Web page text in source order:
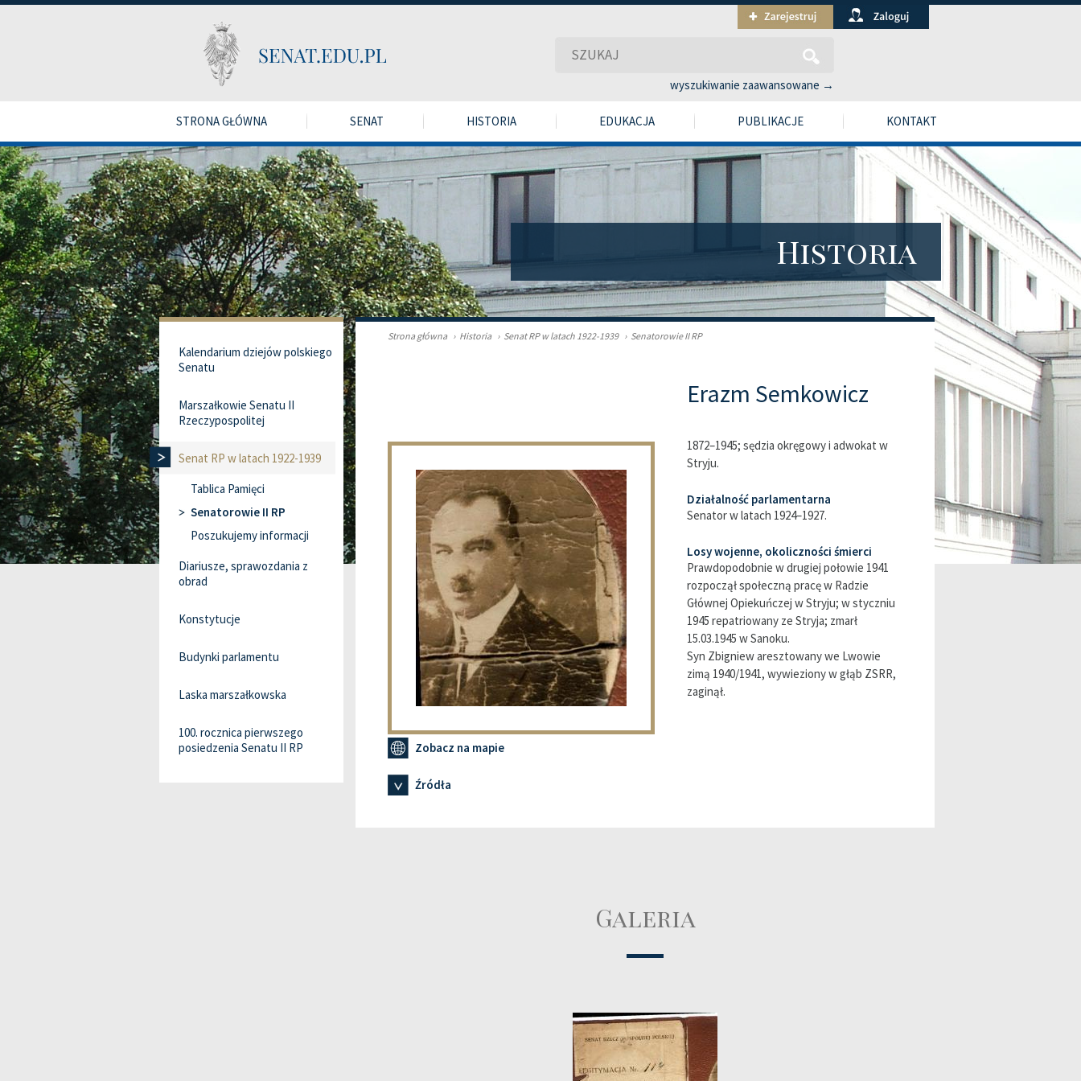
wyszukiwanie zaawansowane →
STRONA GŁÓWNA SENAT HISTORIA EDUKACJA PUBLIKACJE KONTAKT
Historia
Strona główna › Historia › Senat RP w latach 1922-1939 › Senatorowie II RP
Erazm Semkowicz
1872–1945; sędzia okręgowy i adwokat w
Stryju.
Działalność parlamentarna
Senator w latach 1924–1927.
Losy wojenne, okoliczności śmierci
Prawdopodobnie w drugiej połowie 1941
rozpoczął społeczną pracę w Radzie
Głównej Opiekuńczej w Stryju; w styczniu
1945 repatriowany ze Stryja; zmarł
15.03.1945 w Sanoku.
Syn Zbigniew aresztowany we Lwowie
zimą 1940/1941, wywieziony w głąb ZSRR,
zaginął.
Zobacz na mapie
Źródła
Galeria
Kalendarium dziejów polskiego
Senatu
Marszałkowie Senatu II
Rzeczypospolitej
Senat RP w latach 1922-1939
Tablica Pamięci
Senatorowie II RP
Poszukujemy informacji
Diariusze, sprawozdania z
obrad
Konstytucje
Budynki parlamentu
Laska marszałkowska
100. rocznica pierwszego
posiedzenia Senatu II RP